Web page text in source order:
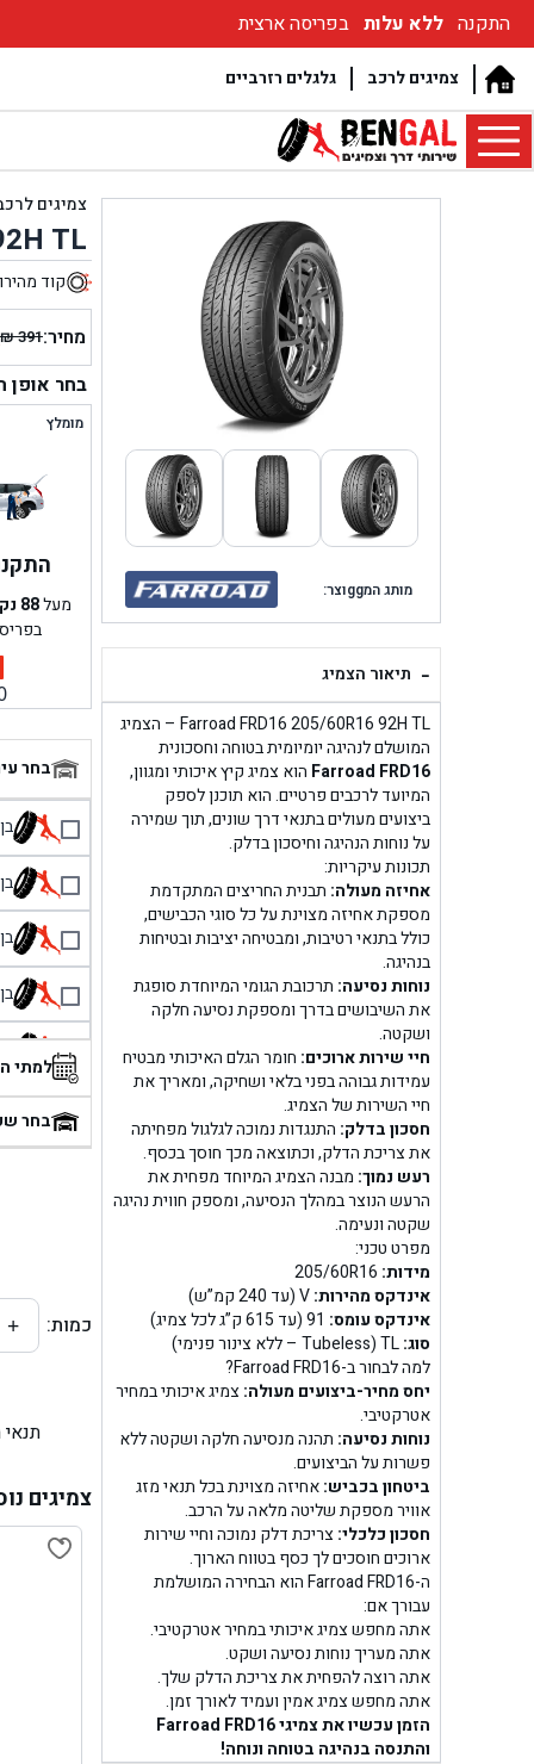
התקנה ללא עלות בפריסה ארצית
גלגלים רזרביים צמיגים לרכב
מותג המggוצר:
- תיאור הצמיג
Farroad FRD16 205/60R16 92H TL – הצמיג
המושלם לנהיגה יומיומית בטוחה וחסכונית
Farroad FRD16 הוא צמיג קיץ איכותי ומגוון,
המיועד לרכבים פרטיים. הוא תוכנן לספק
ביצועים מעולים בתנאי דרך שונים, תוך שמירה
על נוחות הנהיגה וחיסכון בדלק.
תכונות עיקריות:
אחיזה מעולה: תבנית החריצים המתקדמת
מספקת אחיזה מצוינת על כל סוגי הכבישים,
כולל בתנאי רטיבות, ומבטיחה יציבות ובטיחות
בנהיגה.
נוחות נסיעה: תרכובת הגומי המיוחדת סופגת
את השיבושים בדרך ומספקת נסיעה חלקה
ושקטה.
חיי שירות ארוכים: חומר הגלם האיכותי מבטיח
עמידות גבוהה בפני בלאי ושחיקה, ומאריך את
חיי השירות של הצמיג.
חסכון בדלק: התנגדות נמוכה לגלגול מפחיתה
את צריכת הדלק, וכתוצאה מכך חוסך בכסף.
רעש נמוך: מבנה הצמיג המיוחד מפחית את
הרעש הנוצר במהלך הנסיעה, ומספק חווית נהיגה
שקטה ונעימה.
מפרט טכני:
מידות:
אינדקס מהירות:
אינדקס עומס:
סוג:
למה לבחור ב-Farroad FRD16?
יחס מחיר-ביצועים מעולה:צמיג איכותי במחיר
אטרקטיבי.
נוחות נסיעה: תהנה מנסיעה חלקה ושקטה ללא
פשרות על הביצועים.
ביטחון בכביש:אחיזה מצוינת בכל תנאי מזג
אוויר מספקת שליטה מלאה על הרכב.
חסכון כלכלי:צריכת דלק נמוכה וחיי שירות
ארוכים חוסכים לך כסף בטווח הארוך.
ה-Farroad FRD16 הוא הבחירה המושלמת
עבורך אם:
אתה מחפש צמיג איכותי במחיר אטרקטיבי.
אתה מעריך נוחות נסיעה ושקט.
אתה רוצה להפחית את צריכת הדלק שלך.
אתה מחפש צמיג אמין ועמיד לאורך זמן.
הזמן עכשיו את צמיגי Farroad FRD16
והתנסה בנהיגה בטוחה ונוחה!
צמיגים
TL
קוד
מחיר: ₪391
היה:
הוא:
בחר אופן
מומלץ
מעל88
בחר
בן
בן
בן
בן
בן
בן
למתי
בחר
כמות: +
צמיגים